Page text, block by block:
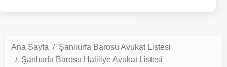
Ana Sayfa
Şanlıurfa Barosu Avukat Listesi
Şanlıurfa Barosu Haliliye Avukat Listesi